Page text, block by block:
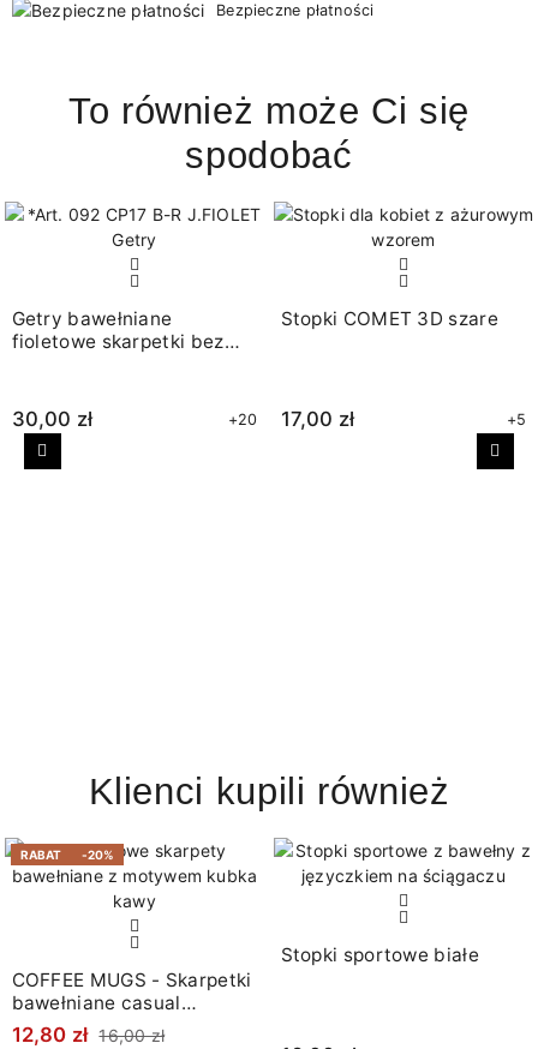
Bezpieczne płatności
To również może Ci się
spodobać
Getry bawełniane
fioletowe skarpetki bez
30,00 zł +20
Stopki COMET 3D szare
17,00 zł +5
Poprzedni
Klienci kupili również
RABAT -20%
COFFEE MUGS - Skarpetki
bawełniane casual
granatowe
12,80 zł 16,00 zł
Stopki sportowe białe